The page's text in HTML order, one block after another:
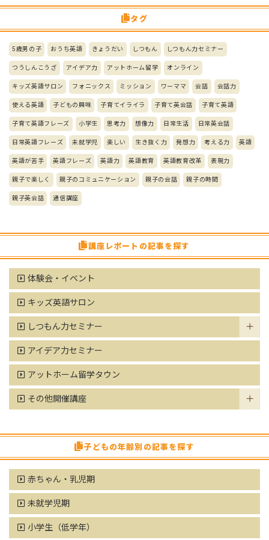
タグ
5歳男の子 おうち英語 きょうだい しつもん しつもん力セミナー
つうしんこうざ アイデア力 アットホーム留学 オンライン
キッズ英語サロン フォニックス ミッション ワーママ 会話 会話力
使える英語 子どもの興味 子育てイライラ 子育て英会話 子育て英語
子育て英語フレーズ 小学生 思考力 想像力 日常生活 日常英会話
日常英語フレーズ 未就学児 楽しい 生き抜く力 発想力 考える力 英語
英語が苦手 英語フレーズ 英語力 英語教育 英語教育改革 表現力
親子で楽しく 親子のコミュニケーション 親子の会話 親子の時間
親子英会話 通信講座
講座レポートの記事を探す
体験会・イベント
キッズ英語サロン
しつもん力セミナー
アイデア力セミナー
アットホーム留学タウン
その他開催講座
子どもの年齢別の記事を探す
赤ちゃん・乳児期
未就学児期
小学生（低学年）